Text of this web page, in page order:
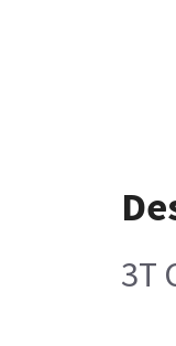
3T